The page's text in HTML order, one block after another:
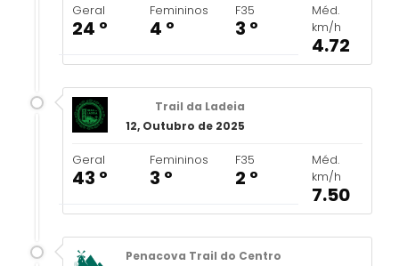
Geral
24 º
Femininos
4 º
F35
3 º
Méd.
km/h
4.72
Trail da Ladeia
12, Outubro de 2025
Geral
43 º
Femininos
3 º
F35
2 º
Méd.
km/h
7.50
Penacova Trail do Centro